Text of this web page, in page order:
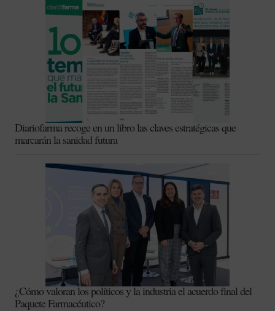
Diariofarma recoge en un libro las claves estratégicas que
marcarán la sanidad futura
¿Cómo valoran los políticos y la industria el acuerdo final del
Paquete Farmacéutico?